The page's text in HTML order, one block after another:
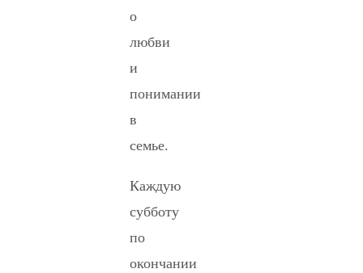
о
любви
и
понимании
в
семье.
Каждую
субботу
по
окончании